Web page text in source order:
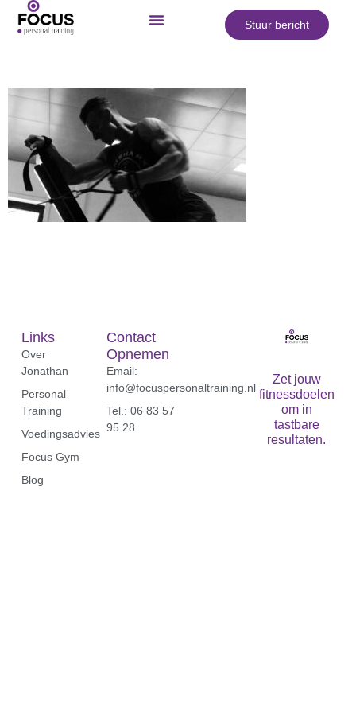
Stuur bericht
Zet jouw
fitnessdoelen
om in
tastbare
resultaten.
Links
Over
Jonathan
Personal
Training
Voedingsadvies
Focus Gym
Blog
Contact
Opnemen
Email:
info@focuspersonaltraining.nl
Tel.: 06 83 57
95 28‬